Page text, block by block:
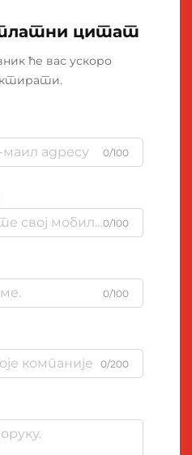
цитат
ће вас ускоро
0/100
0/100
0/100
0/200